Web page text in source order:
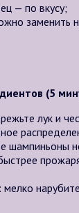
— по вкусу;
заменить
(5
лук и
шампиньоны